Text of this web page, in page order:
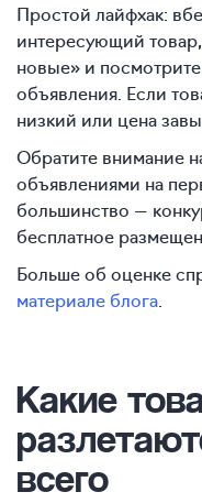
Простой лайфхак:
интересующий
новые» и
объявления. Если
низкий или цена
Обратите внимание
объявлениями на
большинство —
бесплатное
Больше об оценке
материале блога
Какие
всего